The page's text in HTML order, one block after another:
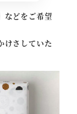
などをご希望
けさしていた